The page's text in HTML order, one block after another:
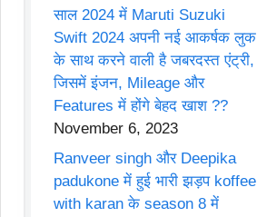
साल 2024 में Maruti Suzuki
Swift 2024 अपनी नई आकर्षक लुक
के साथ करने वाली है जबरदस्त एंट्री,
जिसमें इंजन, Mileage और
Features में होंगे बेहद खाश ??
November 6, 2023
Ranveer singh और Deepika
padukone में हुई भारी झड़प koffee
with karan के season 8 में